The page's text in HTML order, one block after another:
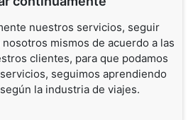
nuestros servicios, seguir
mismos de acuerdo a las
clientes, para que podamos
seguimos aprendiendo
la industria de viajes.